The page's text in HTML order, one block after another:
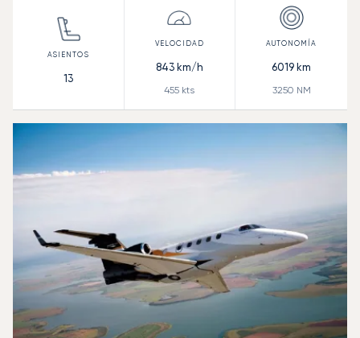
13
843km/h
455 kts
6019 km
3250 NM